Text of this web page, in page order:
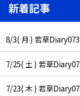
新着記事
8/3( 月 ) 若草Diary0731
7/25( 土 ) 若草
7/23( 木 ) 若草